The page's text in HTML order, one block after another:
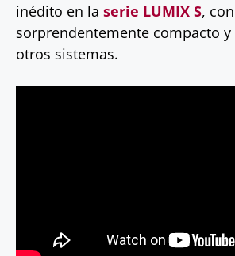
inédito en la serie LUMIX S,
sorprendentemente compacto
otros sistemas.